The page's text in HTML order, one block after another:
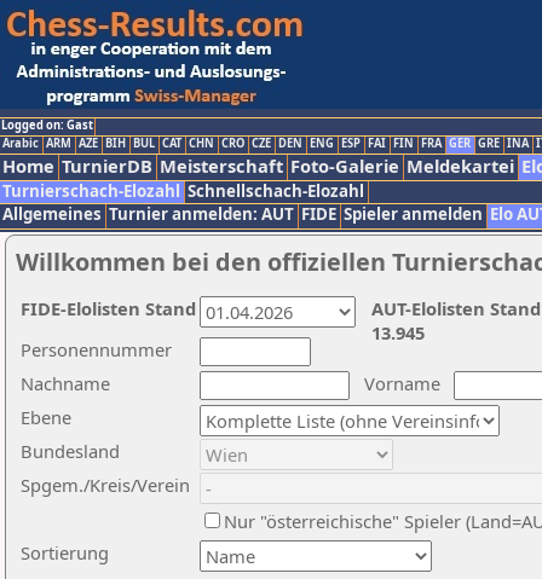
Logged on: Gast
Arabic ARM AZE BIH BUL CAT CHN CRO CZE DEN ENG ESP FAI FIN FRA GER GRE INA
Home TurnierDB Meisterschaft Foto-Galerie Meldekartei
Turnierschach-Elozahl Schnellschach-Elozahl
Allgemeines Turnier anmelden: AUT FIDE Spieler anmelden Elo
Willkommen bei den offiziellen
Nachname
Vorname
Ebene
Sortierung
Personennummer
Bundesland
Spgem./Kreis/Verein
Nur "österreichische" Spieler
AUT-Elolisten
13.945
FIDE-Elolisten Stand